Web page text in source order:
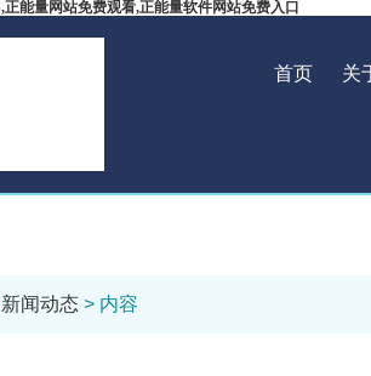
能量网站免费观看,正能量软件网站免费入口
首页 关
新闻动态 > 内容